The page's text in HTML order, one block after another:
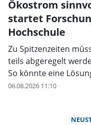
Ökostrom
startet
Hochschule
Zu Spitzenzeiten
teils abgeregelt
So könnte eine
06.08.2026 11:10